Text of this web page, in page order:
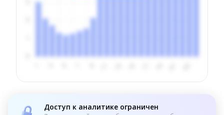
Доступ к аналитике ограничен